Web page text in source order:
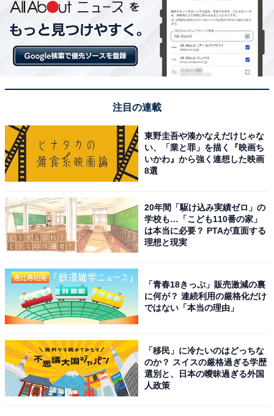
また、充電方法も家庭などでの100V/6A（満充電まで約
14時間）、200V/16A（約2時間20分で満充電）のほか、
急速充電（約20分で満充電量の約80％まで充電）、そし
て量産モデルでは世界初となるソーラー充電システムを
日）の走行分の電力を充電可能としている。
2代目プリウスPHVは、BMW330eの36.8km、フォルク
スワーゲン・ゴルフGTEの53.1kmなどを抜き面目を保っ
た格好。なお、日本勢でSUVの三菱アウトランダー
PHEVは60.8km（ただし、アウトランダーPHEVはプリ
ウスPHVよりも大きなSUV）。
いであれば充電した電力でEVとしてまかなえるだけでな
く、急速充電により出先などでの充電、さらに万一電欠
になっても給油さえできていればハイブリッド車として
もちろん走行できる。
月間目標台数の2500台をクリアできるか
注目の連載
東野圭吾や湊かなえだけじゃな
い、「業と罪」を描く『映画ち
いかわ』から強く連想した映画
8選
20年間「駆け込み実績ゼロ」の
学校も…「こども110番の家」
は本当に必要？ PTAが直面する
理想と現実
「青春18きっぷ」販売激減の裏
に何が？ 連続利用の厳格化だけ
ではない「本当の理由」
「移民」に冷たいのはどっちな
のか？ スイスの厳格過ぎる学歴
選別と、日本の曖昧過ぎる外国
人政策